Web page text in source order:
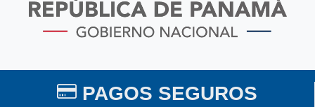
PAGOS SEGUROS